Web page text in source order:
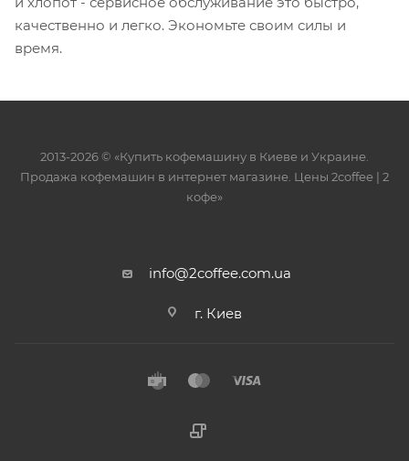
качественно и легко. Экономьте своим силы и
время.
2013-2026 © «Купить кофемашину в Киеве и Украине.
Продажа кофемашин в интернет магазине. Цены 2сoffee | 2
кофе»
info@2coffee.com.ua
г. Киев